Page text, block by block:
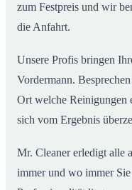
zum Festpreis und wir
die Anfahrt.
Unsere Profis bringen
Vordermann.
Ort welche Reinigungen
sich vom Ergebnis
Mr. Cleaner erledigt alle
immer und wo immer